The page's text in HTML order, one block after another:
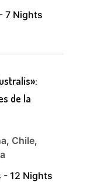
7 Nights
de la
, Chile,
- 12 Nights